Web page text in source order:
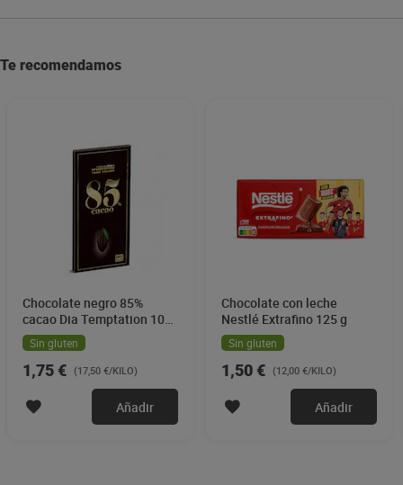
Te recomendamos
Chocolate negro 85%
cacao Dia Temptation 100
gSin gluten
1,75 € (17,50 €/KILO)
Añadir
Chocolate con leche
Nestlé Extrafino 125 g
Sin gluten
1,50 € (12,00 €/KILO)
Añadir